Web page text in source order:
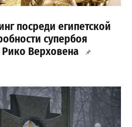
посреди египетской
супербоя
Верховена